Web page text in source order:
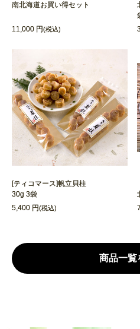
南北海道お買い得セット
11,000 円(税込)
[ティコマース]帆立貝柱
30g 3袋
5,400 円(税込)
商品一覧